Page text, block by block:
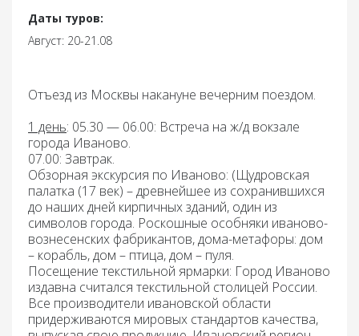
Даты туров:
Август: 20-21.08
Отъезд из Москвы накануне вечерним поездом.
1 день: 05.30 — 06.00: Встреча на ж/д вокзале
города Иваново.
07.00: Завтрак.
Обзорная экскурсия по Иваново: (Щудровская
палатка (17 век) – древнейшее из сохранившихся
до наших дней кирпичных зданий, один из
символов города. Роскошные особняки иваново-
вознесенских фабрикантов, дома-метафоры: дом
– корабль, дом – птица, дом – пуля.
Посещение текстильной ярмарки: Город Иваново
издавна считался текстильной столицей России.
Все производители ивановской области
придерживаются мировых стандартов качества,